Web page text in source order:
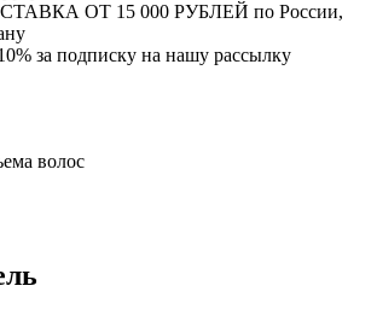
ОТ 15 000 РУБЛЕЙ по России,
за подписку на нашу рассылку
волос